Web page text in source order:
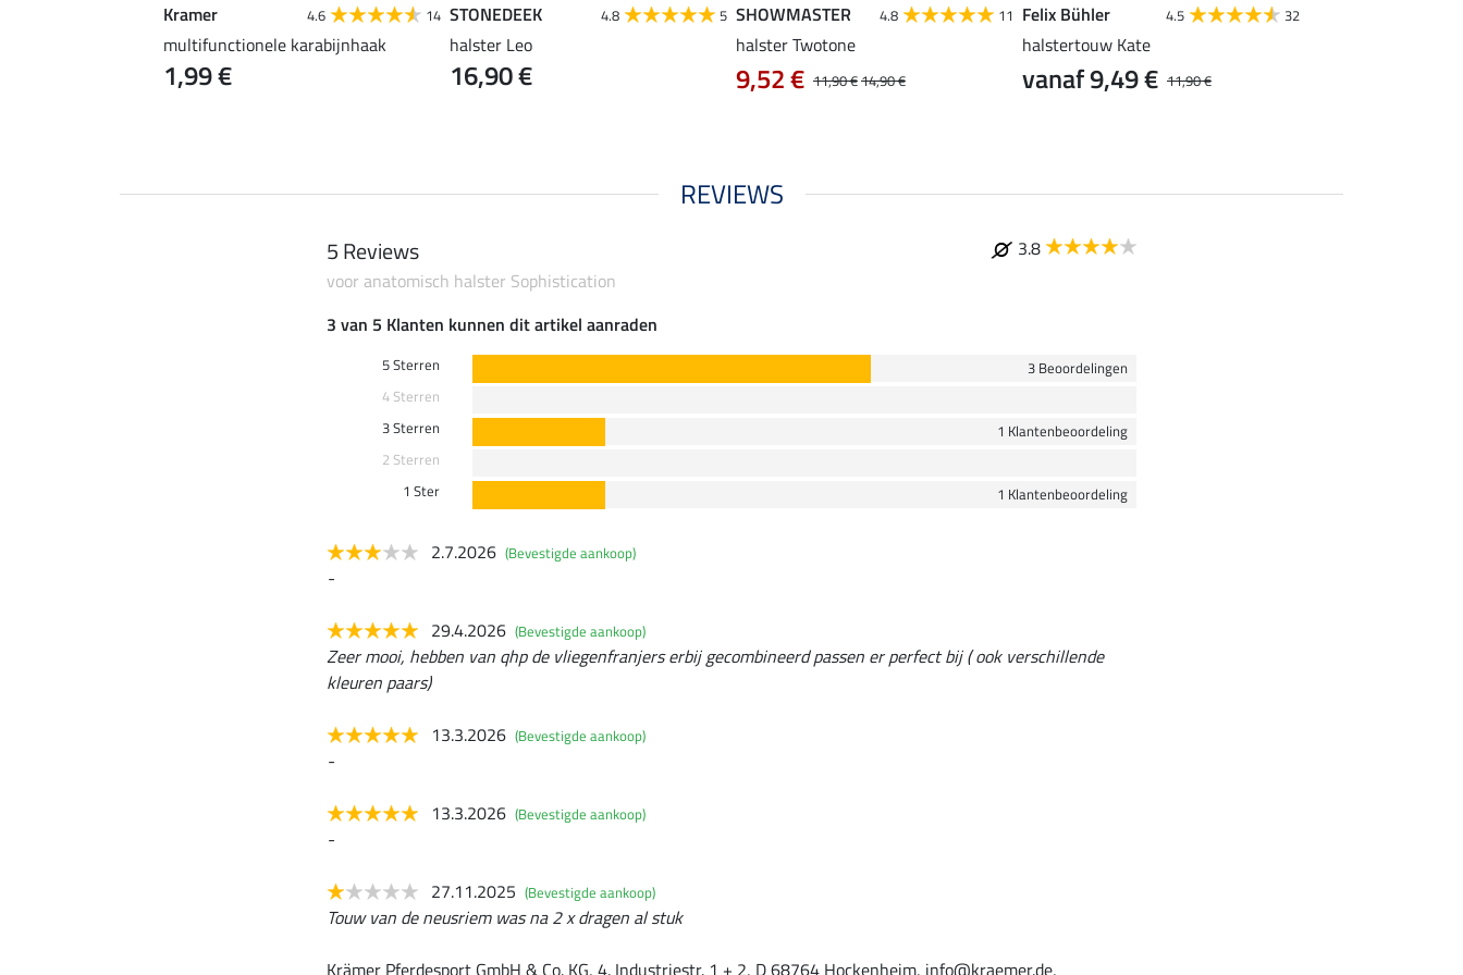
Kramer 4.6 14
multifunctionele karabijnhaak
1,99 €
STONEDEEK 4.8 5
halster Leo
16,90 €
SHOWMASTER 4.8 11
halster Twotone
11,90 €14,90 €
9,52 €
Felix Bühler 4.5 32
halstertouw Kate
11,90 €
vanaf 9,49 €
REVIEWS
5 Reviews
3.8
voor anatomisch halster Sophistication
3 van 5 Klanten kunnen dit artikel aanraden
5 Sterren
3 Beoordelingen
4 Sterren
3 Sterren
1 Klantenbeoordeling
2 Sterren
1 Ster
1 Klantenbeoordeling
2.7.2026 (Bevestigde aankoop)
-
29.4.2026 (Bevestigde aankoop)
Zeer mooi, hebben van qhp de vliegenfranjers erbij gecombineerd passen er perfect bij ( ook verschillende
kleuren paars)
13.3.2026 (Bevestigde aankoop)
-
13.3.2026 (Bevestigde aankoop)
-
27.11.2025 (Bevestigde aankoop)
Touw van de neusriem was na 2 x dragen al stuk
Krämer Pferdesport GmbH & Co. KG, 4. Industriestr. 1 + 2, D 68764 Hockenheim, info@kraemer.de,